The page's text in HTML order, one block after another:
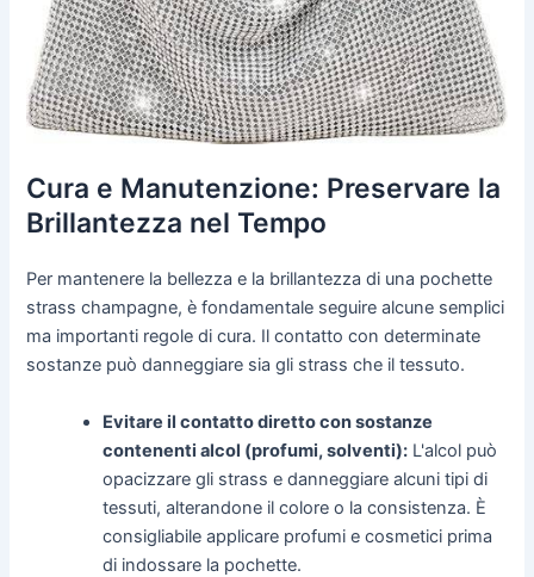
Cura e Manutenzione: Preservare la
Brillantezza nel Tempo
Per mantenere la bellezza e la brillantezza di una pochette
strass champagne, è fondamentale seguire alcune semplici
ma importanti regole di cura. Il contatto con determinate
sostanze può danneggiare sia gli strass che il tessuto.
Evitare il contatto diretto con sostanze
contenenti alcol (profumi, solventi): L'alcol può
opacizzare gli strass e danneggiare alcuni tipi di
tessuti, alterandone il colore o la consistenza. È
consigliabile applicare profumi e cosmetici prima
di indossare la pochette.